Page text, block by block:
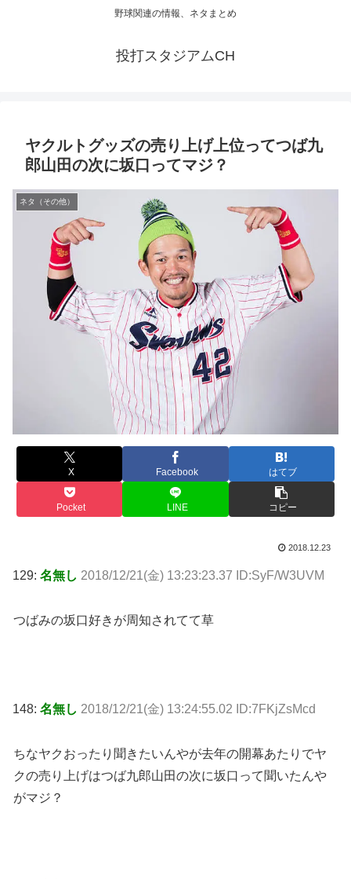
野球関連の情報、ネタまとめ
投打スタジアムCH
ヤクルトグッズの売り上げ上位ってつば九
郎山田の次に坂口ってマジ？
ネタ（その他）
X Facebook はてブ
Pocket LINE コピー
2018.12.23
129: 名無し 2018/12/21(金) 13:23:23.37 ID:SyF/W3UVM
つばみの坂口好きが周知されてて草
148: 名無し 2018/12/21(金) 13:24:55.02 ID:7FKjZsMcd
ちなヤクおったり聞きたいんやが去年の開幕あたりでヤ
クの売り上げはつば九郎山田の次に坂口って聞いたんや
がマジ？